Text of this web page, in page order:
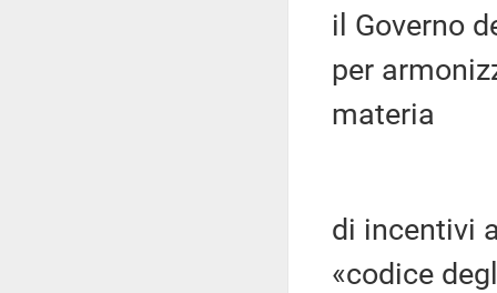
il Governo
per
materia
di incentivi
«codice